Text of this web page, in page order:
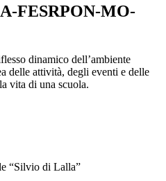
FESRPON-MO-
dinamico dell’ambiente
delle attività, degli eventi e delle
vita di una scuola.
“Silvio di Lalla”